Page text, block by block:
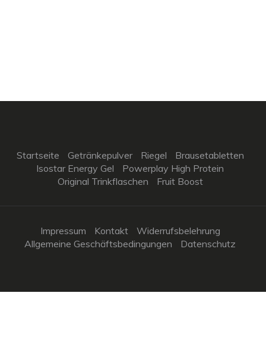
Startseite Getränkepulver Riegel
Brausetabletten
Isostar Energy Gel
Powerplay High Protein
Original Trinkflaschen
Fruit Boost
Impressum Kontakt
Widerrufsbelehrung
Allgemeine Geschäftsbedingungen
Datenschutz